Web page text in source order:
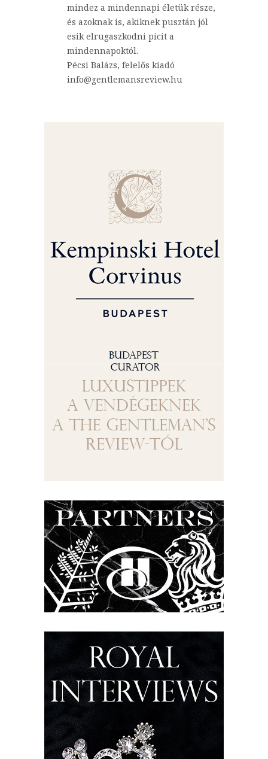
mindez a mindennapi életük része,
és azoknak is, akiknek pusztán jól
esik elrugaszkodni picit a
mindennapoktól.
Pécsi Balázs, felelős kiadó
info@gentlemansreview.hu